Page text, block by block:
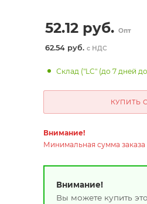
52.12руб. Опт
62.54 руб. с НДС
Склад ("LC" (до 7 дней
КУПИТЬ
Внимание!
Минимальная сумма заказа
Внимание!
Вы можете купить